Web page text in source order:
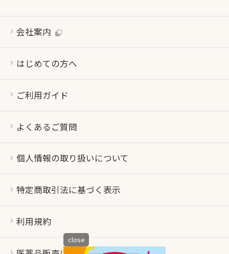
会社案内
はじめての方へ
ご利用ガイド
よくあるご質問
個人情報の取り扱いについて
特定商取引法に基づく表示
利用規約
close